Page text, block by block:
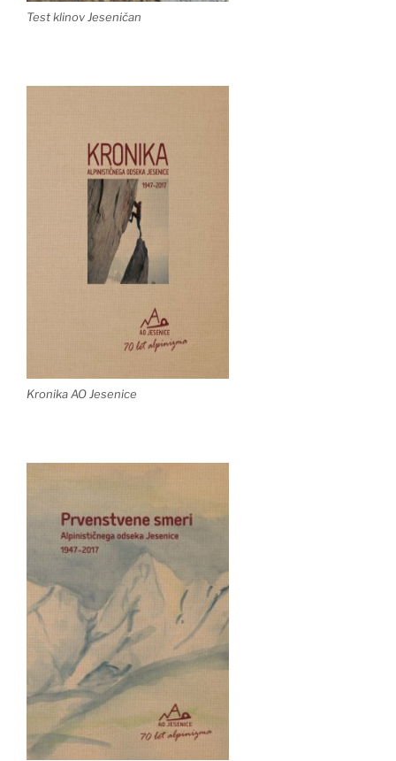
Test klinov Jeseničan
Kronika AO Jesenice